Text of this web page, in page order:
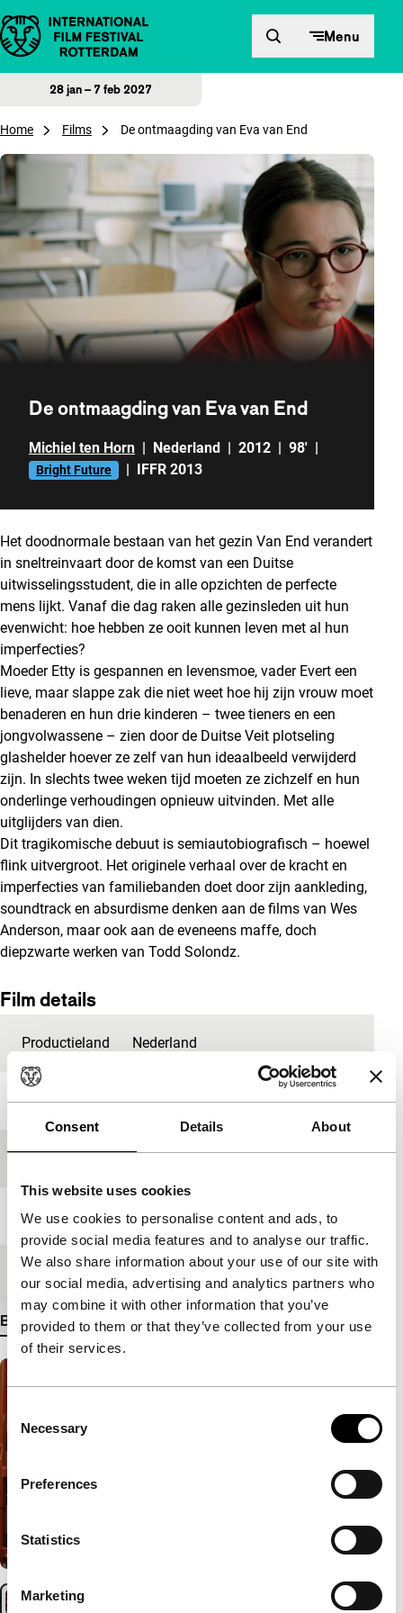
Consent Details About
This website uses cookies
We use cookies to personalise content and ads, to
provide social media features and to analyse our traffic.
We also share information about your use of our site with
our social media, advertising and analytics partners who
may combine it with other information that you’ve
provided to them or that they’ve collected from your use
of their services.
Selection
Necessary
Preferences
Statistics
Marketing
Direct naar inhoud Menu
28 jan – 7 feb 2027
Home Films De ontmaagding van Eva van End
De ontmaagding van Eva van End
Michiel ten Horn | Nederland | 2012 | 98' |
Bright Future | IFFR 2013
Het doodnormale bestaan van het gezin Van End verandert
in sneltreinvaart door de komst van een Duitse
uitwisselingsstudent, die in alle opzichten de perfecte
mens lijkt. Vanaf die dag raken alle gezinsleden uit hun
evenwicht: hoe hebben ze ooit kunnen leven met al hun
imperfecties?
Moeder Etty is gespannen en levensmoe, vader Evert een
lieve, maar slappe zak die niet weet hoe hij zijn vrouw moet
benaderen en hun drie kinderen – twee tieners en een
jongvolwassene – zien door de Duitse Veit plotseling
glashelder hoever ze zelf van hun ideaalbeeld verwijderd
zijn. In slechts twee weken tijd moeten ze zichzelf en hun
onderlinge verhoudingen opnieuw uitvinden. Met alle
uitglijders van dien.
Dit tragikomische debuut is semiautobiografisch – hoewel
flink uitvergroot. Het originele verhaal over de kracht en
imperfecties van familiebanden doet door zijn aankleding,
soundtrack en absurdisme denken aan de films van Wes
Anderson, maar ook aan de eveneens maffe, doch
diepzwarte werken van Todd Solondz.
Film details
Productieland Nederland
Jaar 2012
Festivaleditie IFFR 2013
Lengte 98'
Bekijk meer details